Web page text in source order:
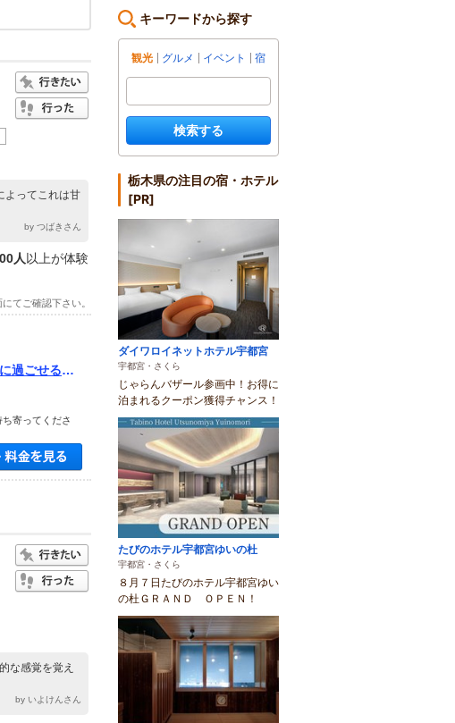
よってこれは甘
by つばきさん
人 以上が体験
てご確認下さい。
過ごせる！
寄ってくださ
空き状況・料金を見る
な感覚を覚え
by いよけんさん
キーワードから探す
観光 グルメ イベント 宿
検索する
栃木県の注目の宿・ホテル
[PR]
ダイワロイネットホテル宇都宮
宇都宮・さくら
じゃらんバザール参画中！お得に
泊まれるクーポン獲得チャンス！
たびのホテル宇都宮ゆいの杜
宇都宮・さくら
８月７日たびのホテル宇都宮ゆい
の杜ＧＲＡＮＤ ＯＰＥＮ！